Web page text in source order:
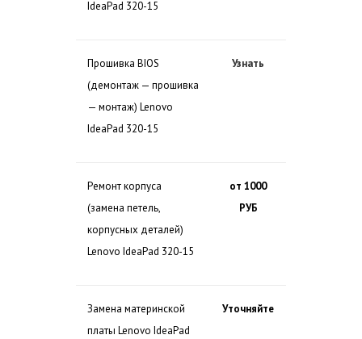
IdeaPad 320-15
Прошивка BIOS
(демонтаж — прошивка
— монтаж) Lenovo
IdeaPad 320-15
Узнать
Ремонт корпуса
(замена петель,
корпусных деталей)
Lenovo IdeaPad 320-15
от 1000
РУБ
Замена материнской
платы Lenovo IdeaPad
Уточняйте